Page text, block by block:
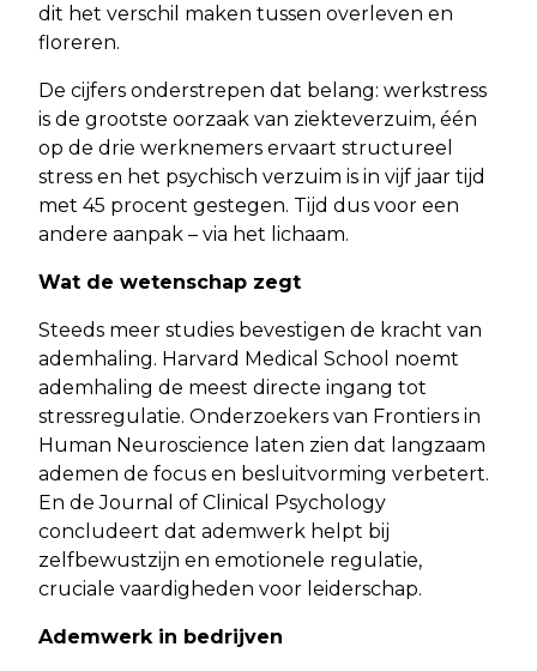
dit het verschil maken tussen overleven en
floreren.
De cijfers onderstrepen dat belang: werkstress
is de grootste oorzaak van ziekteverzuim, één
op de drie werknemers ervaart structureel
stress en het psychisch verzuim is in vijf jaar tijd
met 45 procent gestegen. Tijd dus voor een
andere aanpak – via het lichaam.
Wat de wetenschap zegt
Steeds meer studies bevestigen de kracht van
ademhaling. Harvard Medical School noemt
ademhaling de meest directe ingang tot
stressregulatie. Onderzoekers van Frontiers in
Human Neuroscience laten zien dat langzaam
ademen de focus en besluitvorming verbetert.
En de Journal of Clinical Psychology
concludeert dat ademwerk helpt bij
zelfbewustzijn en emotionele regulatie,
cruciale vaardigheden voor leiderschap.
Ademwerk in bedrijven